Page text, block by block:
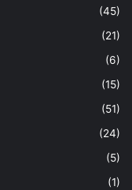
(45)
(21)
(6)
(15)
(51)
(24)
(5)
(1)